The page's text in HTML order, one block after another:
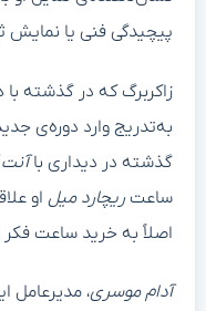
پیچیدگی فنی یا نمایش
زاکربرگ که در گذشته
به‌تدریج وارد دوره‌ی
گذشته در دیداری باآنت
ساعتریچارد میل او
اصلاً به خرید ساعت
آدام موسری، مدیرعامل